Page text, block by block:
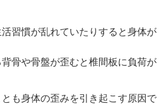
習慣が乱れていたりすると身体が
骨や骨盤が歪むと椎間板に負荷が
も身体の歪みを引き起こす原因で